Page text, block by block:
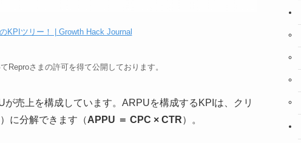
KPIツリー！ | Growth Hack Journal
さまの許可を得て公開しております。
売上を構成しています。ARPUを構成するKPIは、クリ
に分解できます（APPU ＝ CPC × CTR）。